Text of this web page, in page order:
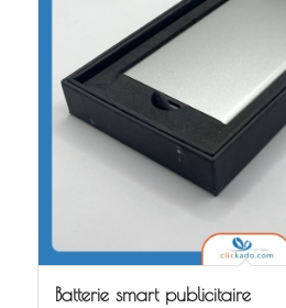
Batterie smart publicitaire